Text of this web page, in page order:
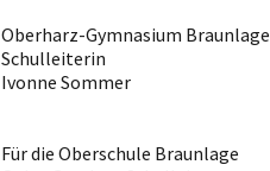
Oberharz-Gymnasium Braunlage
Schulleiterin
Ivonne Sommer
Für die Oberschule Braunlage